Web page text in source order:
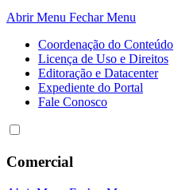
Abrir Menu Fechar Menu
Coordenação do Conteúdo
Licença de Uso e Direitos
Editoração e Datacenter
Expediente do Portal
Fale Conosco
Comercial